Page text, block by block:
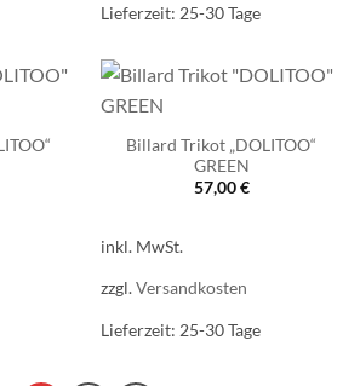
Lieferzeit: 25-30 Tage
Billard Trikot „DOLITOO“
GREEN
57,00€
inkl. MwSt.
zzgl.Versandkosten
Lieferzeit: 25-30 Tage